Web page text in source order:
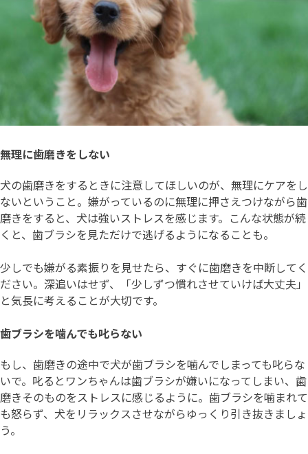
無理に歯磨きをしない
犬の歯磨きをするときに注意してほしいのが、無理にケアをし
ないということ。嫌がっているのに無理に押さえつけながら歯
磨きをすると、犬は強いストレスを感じます。こんな状態が続
くと、歯ブラシを見ただけで逃げるようになることも。
少しでも嫌がる素振りを見せたら、すぐに歯磨きを中断してく
ださい。深追いはせず、「少しずつ慣れさせていけば大丈夫」
と気長に考えることが大切です。
歯ブラシを噛んでも叱らない
もし、歯磨きの途中で犬が歯ブラシを噛んでしまっても叱らな
いで。叱るとワンちゃんは歯ブラシが嫌いになってしまい、歯
磨きそのものをストレスに感じるように。歯ブラシを噛まれて
も怒らず、犬をリラックスさせながらゆっくり引き抜きましょ
う。